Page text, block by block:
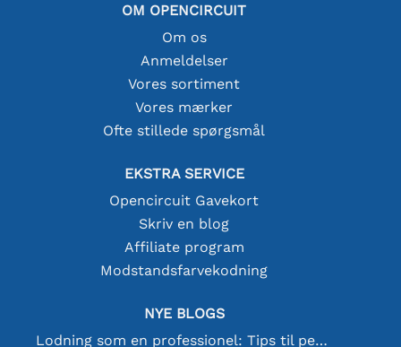
OM OPENCIRCUIT
Om os
Anmeldelser
Vores sortiment
Vores mærker
Ofte stillede spørgsmål
EKSTRA SERVICE
Opencircuit Gavekort
Skriv en blog
Affiliate program
Modstandsfarvekodning
NYE BLOGS
Lodning som en professionel: Tips til perfekte elektroniske forbindelser